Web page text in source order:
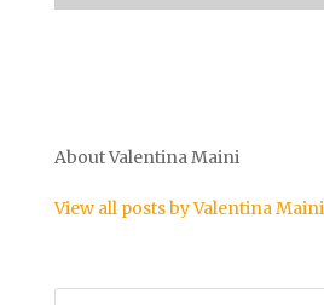
About Valentina Maini
View all posts by Valentina Maini